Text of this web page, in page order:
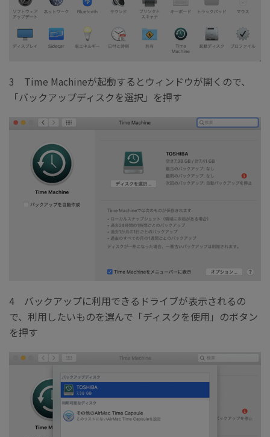
3 Time Machineが起動するとウィンドウが開くので、
「バックアップディスクを選択」を押す
4 バックアップに利用できるドライブが表示されるの
で、利用したいものを選んで「ディスクを使用」のボタン
を押す